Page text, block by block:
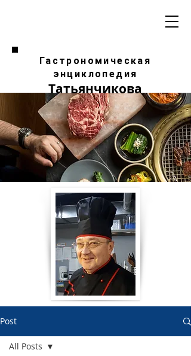
Гастрономическая
энциклопедия
Татьянчикова
Post
All Posts